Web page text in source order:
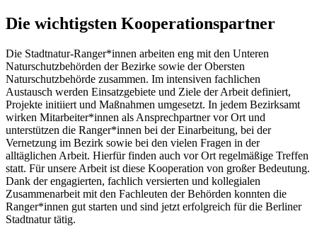
Die wichtigsten Kooperationspartner
Die Stadtnatur-Ranger*innen arbeiten eng mit den Unteren
Naturschutzbehörden der Bezirke sowie der Obersten
Naturschutzbehörde zusammen. Im intensiven fachlichen
Austausch werden Einsatzgebiete und Ziele der Arbeit definiert,
Projekte initiiert und Maßnahmen umgesetzt. In jedem Bezirksamt
wirken Mitarbeiter*innen als Ansprechpartner vor Ort und
unterstützen die Ranger*innen bei der Einarbeitung, bei der
Vernetzung im Bezirk sowie bei den vielen Fragen in der
alltäglichen Arbeit. Hierfür finden auch vor Ort regelmäßige Treffen
statt. Für unsere Arbeit ist diese Kooperation von großer Bedeutung.
Dank der engagierten, fachlich versierten und kollegialen
Zusammenarbeit mit den Fachleuten der Behörden konnten die
Ranger*innen gut starten und sind jetzt erfolgreich für die Berliner
Stadtnatur tätig.